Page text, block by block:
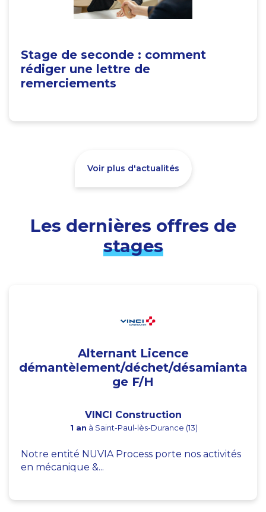
Stage de seconde : comment
rédiger une lettre de
remerciements
Voir plus d'actualités
Les dernières offres de
stages
Alternant Licence
démantèlement/déchet/désamianta
ge F/H
VINCI Construction
1 an à Saint-Paul-lès-Durance (13)
Notre entité NUVIA Process porte nos activités
en mécanique &...